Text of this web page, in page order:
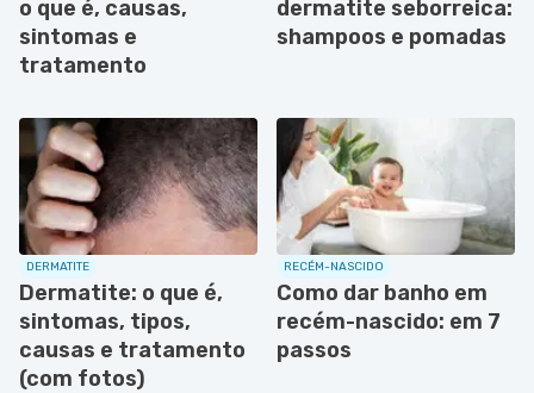
o que é, causas,
sintomas e
tratamento
dermatite seborreica:
shampoos e pomadas
DERMATITE
Dermatite: o que é,
sintomas, tipos,
causas e tratamento
(com fotos)
RECÉM-NASCIDO
Como dar banho em
recém-nascido: em 7
passos